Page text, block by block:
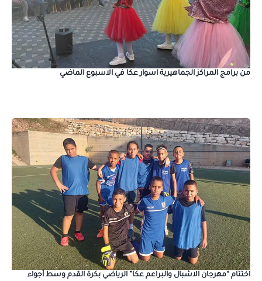
من برامج المراكز الجماهيرية اسوار عكا في الاسبوع الماضي
اختتام “مهرجان الاشبال والبراعم عكا” الرياضي بكرة القدم وسط أجواء